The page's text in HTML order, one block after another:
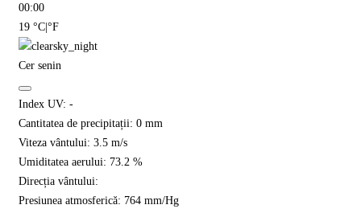
00:00
19 °C °F
Cer senin
Index UV: -
Cantitatea de precipitații: 0 mm
Viteza vântului: 3.5 m/s
Umiditatea aerului: 73.2 %
Direcția vântului:
Presiunea atmosferică: 764 mm/Hg